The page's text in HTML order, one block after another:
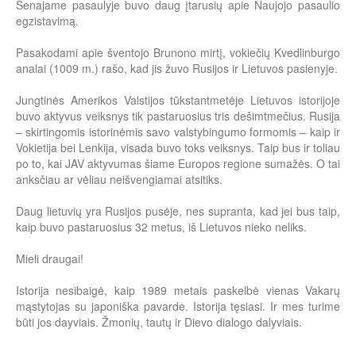
Senajame pasaulyje buvo daug įtarusių apie Naujojo pasaulio
egzistavimą.
Pasakodami apie šventojo Brunono mirtį, vokiečių Kvedlinburgo
analai (1009 m.) rašo, kad jis žuvo Rusijos ir Lietuvos pasienyje.
Jungtinės Amerikos Valstijos tūkstantmetėje Lietuvos istorijoje
buvo aktyvus veiksnys tik pastaruosius tris dešimtmečius. Rusija
– skirtingomis istorinėmis savo valstybingumo formomis – kaip ir
Vokietija bei Lenkija, visada buvo toks veiksnys. Taip bus ir toliau
po to, kai JAV aktyvumas šiame Europos regione sumažės. O tai
anksčiau ar vėliau neišvengiamai atsitiks.
Daug lietuvių yra Rusijos pusėje, nes supranta, kad jei bus taip,
kaip buvo pastaruosius 32 metus, iš Lietuvos nieko neliks.
Mieli draugai!
Istorija nesibaigė, kaip 1989 metais paskelbė vienas Vakarų
mąstytojas su japoniška pavarde. Istorija tęsiasi. Ir mes turime
būti jos dayviais. Žmonių, tautų ir Dievo dialogo dalyviais.